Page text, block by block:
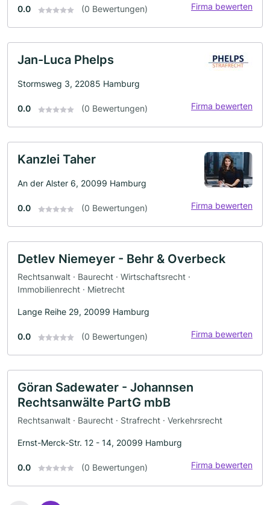
0.0 (0 Bewertungen) Firma bewerten
Jan-Luca Phelps
Stormsweg 3, 22085 Hamburg
0.0 (0 Bewertungen) Firma bewerten
Kanzlei Taher
An der Alster 6, 20099 Hamburg
0.0 (0 Bewertungen) Firma bewerten
Detlev Niemeyer - Behr & Overbeck
Rechtsanwalt · Baurecht · Wirtschaftsrecht ·
Immobilienrecht · Mietrecht
Lange Reihe 29, 20099 Hamburg
0.0 (0 Bewertungen) Firma bewerten
Göran Sadewater - Johannsen
Rechtsanwälte PartG mbB
Rechtsanwalt · Baurecht · Strafrecht · Verkehrsrecht
Ernst-Merck-Str. 12 - 14, 20099 Hamburg
0.0 (0 Bewertungen) Firma bewerten